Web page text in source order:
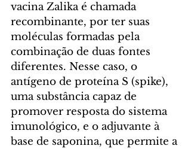
vacina Zalika é chamada
recombinante, por ter suas
moléculas formadas pela
combinação de duas fontes
diferentes. Nesse caso, o
antígeno de proteína S (spike),
uma substância capaz de
promover resposta do sistema
imunológico, e o adjuvante à
base de saponina, que permite a